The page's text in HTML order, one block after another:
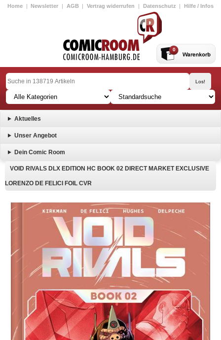
Home | Newsletter | AGB | Vertrag widerrufen | Datenschutz | Hilfe / Infos
0
Aktuelles
Unser Angebot
Dein Comic Room
VOID RIVALS DLX EDITION HC BOOK 02 DIRECT MARKET EXCLUSIVE
LORENZO DE FELICI FOIL CVR